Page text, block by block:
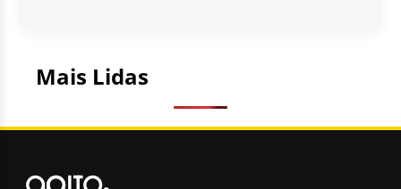
Mais Lidas